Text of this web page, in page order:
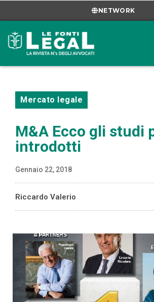
NETWORK
Mercato legale
M&A Ecco gli studi
introdotti
Gennaio 22, 2018
Riccardo Valerio